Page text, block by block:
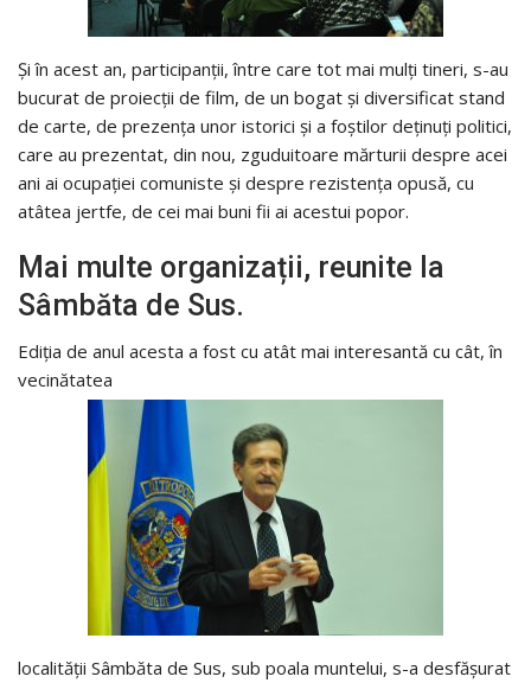
Și în acest an, participanții, între care tot mai mulți tineri, s-au
bucurat de proiecții de film, de un bogat și diversificat stand
de carte, de prezența unor istorici și a foștilor deținuți politici,
care au prezentat, din nou, zguduitoare mărturii despre acei
ani ai ocupației comuniste și despre rezistența opusă, cu
atâtea jertfe, de cei mai buni fii ai acestui popor.
Mai multe organizații, reunite la
Sâmbăta de Sus.
Ediția de anul acesta a fost cu atât mai interesantă cu cât, în
vecinătatea
localității Sâmbăta de Sus, sub poala muntelui, s-a desfășurat